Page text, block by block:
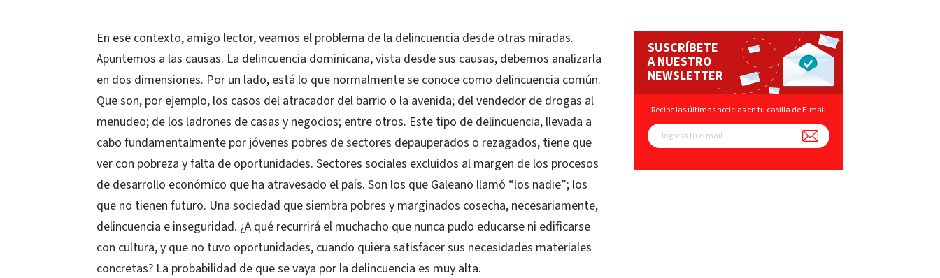
En ese contexto, amigo lector, veamos el problema de la delincuencia desde otras miradas.
Apuntemos a las causas. La delincuencia dominicana, vista desde sus causas, debemos analizarla
en dos dimensiones. Por un lado, está lo que normalmente se conoce como delincuencia común.
Que son, por ejemplo, los casos del atracador del barrio o la avenida; del vendedor de drogas al
menudeo; de los ladrones de casas y negocios; entre otros. Este tipo de delincuencia, llevada a
cabo fundamentalmente por jóvenes pobres de sectores depauperados o rezagados, tiene que
ver con pobreza y falta de oportunidades. Sectores sociales excluidos al margen de los procesos
de desarrollo económico que ha atravesado el país. Son los que Galeano llamó “los nadie”; los
que no tienen futuro. Una sociedad que siembra pobres y marginados cosecha, necesariamente,
delincuencia e inseguridad. ¿A qué recurrirá el muchacho que nunca pudo educarse ni edificarse
con cultura, y que no tuvo oportunidades, cuando quiera satisfacer sus necesidades materiales
concretas? La probabilidad de que se vaya por la delincuencia es muy alta.
SUSCRÍBETE
A NUESTRO
NEWSLETTER
Recibe las últimas noticias en tu casilla de E-mail